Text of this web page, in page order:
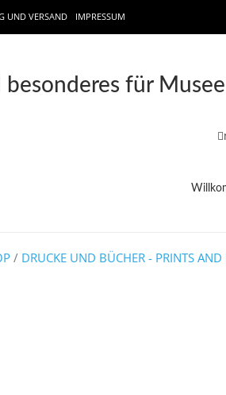
UND VERSAND IMPRESSUM
besonderes für
/ DRUCKE UND BÜCHER - PRINTS